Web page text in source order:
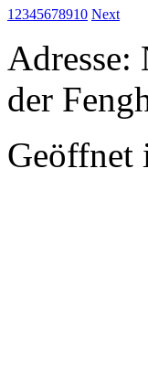
1 2345678910 Next
Adresse:
der
Geöffnet